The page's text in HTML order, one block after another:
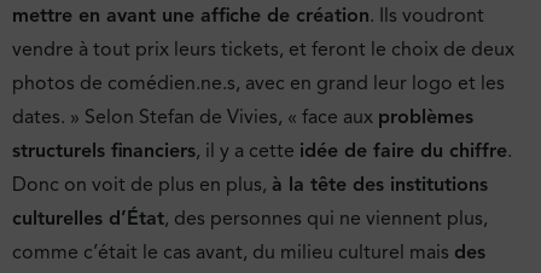
mettre en avant une affiche de création. Ils voudront
vendre à tout prix leurs tickets, et feront le choix de deux
photos de comédien.ne.s, avec en grand leur logo et les
dates. » Selon Stefan de Vivies, « face aux problèmes
structurels financiers, il y a cette idée de faire du chiffre.
Donc on voit de plus en plus, à la tête des institutions
culturelles d’État, des personnes qui ne viennent plus,
comme c’était le cas avant, du milieu culturel mais des